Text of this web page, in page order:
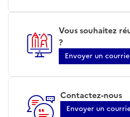
Vous souhaitez
?
Envoyer un
Contactez-nous
Envoyer un